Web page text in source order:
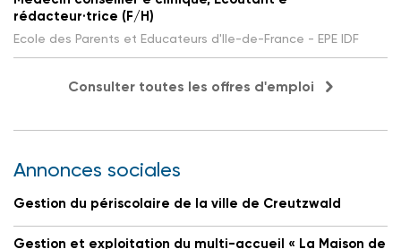
rédacteur·trice (F/H)
Ecole des Parents et Educateurs d'Ile-de-France - EPE IDF
Consulter toutes les offres d'emploi
Annonces sociales
Gestion du périscolaire de la ville de Creutzwald
Gestion et exploitation du multi-accueil « La Maison de